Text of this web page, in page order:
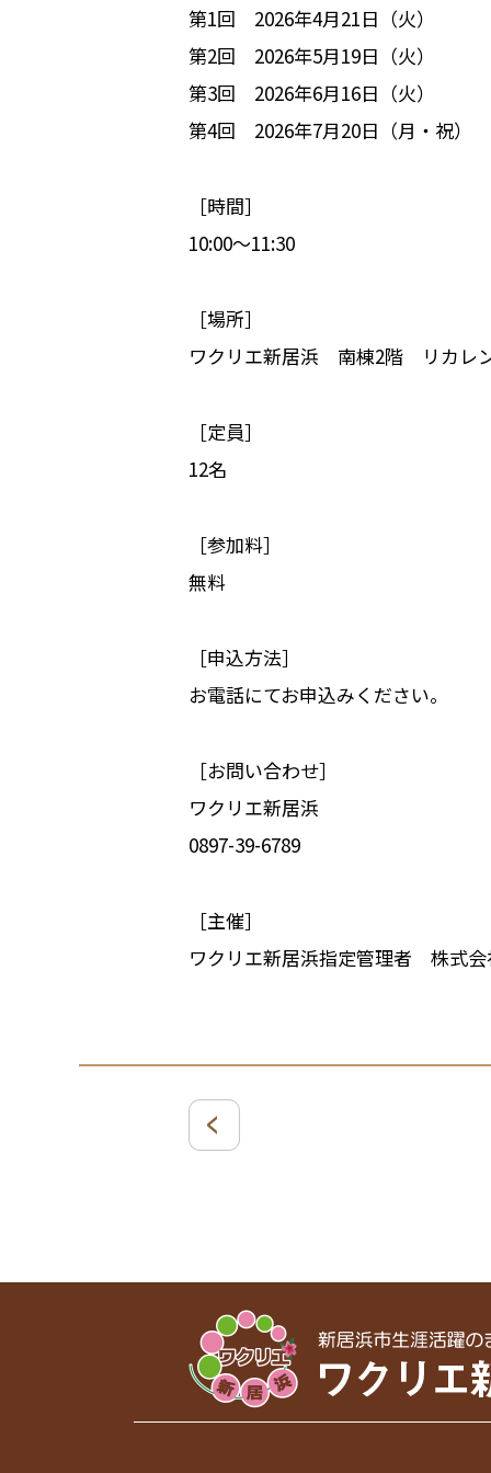
第1回 2026年4月21日（火）
第2回 2026年5月19日（火）
第3回 2026年6月16日（火）
第4回 2026年7月20日（月・祝）
［時間］
10:00～11:30
［場所］
ワクリエ新居浜 南棟2階 リカレ
［定員］
12名
［参加料］
無料
［申込方法］
お電話にてお申込みください。
［お問い合わせ］
ワクリエ新居浜
0897-39-6789
［主催］
ワクリエ新居浜指定管理者 株式会